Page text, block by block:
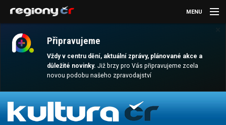
Připravujeme
Vždy v centru dění, aktuální zprávy, plánované akce a
důležité novinky.Již brzy pro Vás připravujeme zcela
novou podobu našeho zpravodajství
MENU
AKTUALITY
MAGAZÍN